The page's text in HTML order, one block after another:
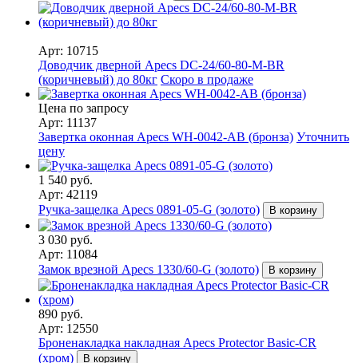
Арт: 10715
Доводчик дверной Apecs DC-24/60-80-M-BR
(коричневый) до 80кг Скоро в продаже
Цена по запросу
Арт: 11137
Завертка оконная Apecs WH-0042-AB (бронза) Уточнить
цену
1 540 руб.
Арт: 42119
Ручка-защелка Apecs 0891-05-G (золото)
В корзину
3 030 руб.
Арт: 11084
Замок врезной Apecs 1330/60-G (золото)
В корзину
890 руб.
Арт: 12550
Броненакладка накладная Apecs Protector Basic-CR
(хром)
В корзину